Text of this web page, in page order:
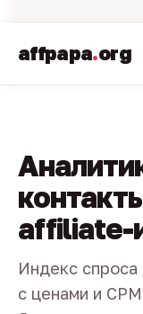
affpapa.org
affiliate-
Индекс спроса
с ценами и